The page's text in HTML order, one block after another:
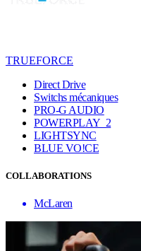
TRUEFORCE
Direct Drive
Switchs mécaniques
PRO-G AUDIO
POWERPLAY 2
LIGHTSYNC
BLUE VO!CE
COLLABORATIONS
McLaren